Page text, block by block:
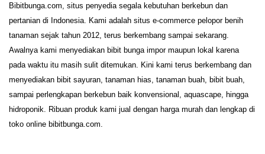
Bibitbunga.com, situs penyedia segala kebutuhan berkebun dan
pertanian di Indonesia. Kami adalah situs e-commerce pelopor benih
tanaman sejak tahun 2012, terus berkembang sampai sekarang.
Awalnya kami menyediakan bibit bunga impor maupun lokal karena
pada waktu itu masih sulit ditemukan. Kini kami terus berkembang dan
menyediakan bibit sayuran, tanaman hias, tanaman buah, bibit buah,
sampai perlengkapan berkebun baik konvensional, aquascape, hingga
hidroponik. Ribuan produk kami jual dengan harga murah dan lengkap di
toko online bibitbunga.com.